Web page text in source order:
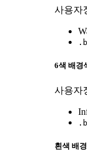
사용자
6색 배경
사용자
흰색 배